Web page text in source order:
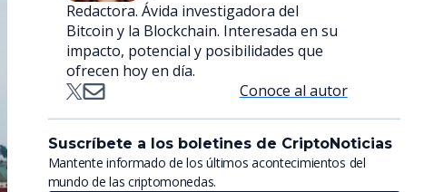
Redactora. Ávida investigadora del
Bitcoin y la Blockchain. Interesada en su
impacto, potencial y posibilidades que
ofrecen hoy en día.
Conoce al autor
Suscríbete a los boletines de CriptoNoticias
Mantente informado de los últimos acontecimientos del
mundo de las criptomonedas.